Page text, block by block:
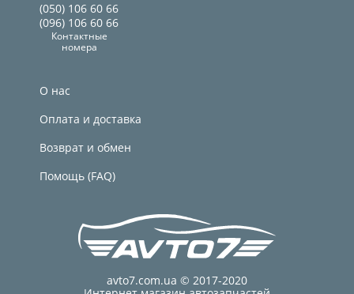
(050) 106 60 66
(096) 106 60 66
Контактные
номера
avto7.com.ua © 2017-2020
О нас
Оплата и доставка
Возврат и обмен
Помощь (FAQ)